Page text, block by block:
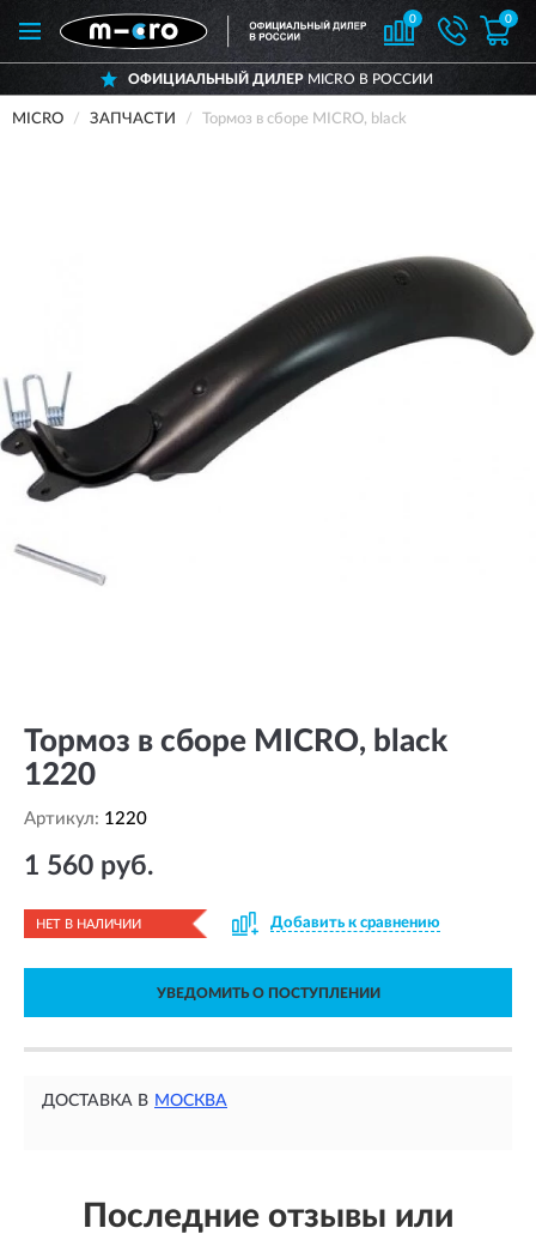
0 0
ОФИЦИАЛЬНЫЙ ДИЛЕР MICRO В РОССИИ
MICRO ЗАПЧАСТИ Тормоз в сборе MICRO, black
Тормоз в сборе MICRO, black
1220
Артикул: 1220
1 560 руб.
НЕТ В НАЛИЧИИ Добавить к сравнению
УВЕДОМИТЬ О ПОСТУПЛЕНИИ
ДОСТАВКА В МОСКВА
Последние отзывы или